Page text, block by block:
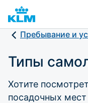
Пребывание и
Типы
Хотите
посадочных